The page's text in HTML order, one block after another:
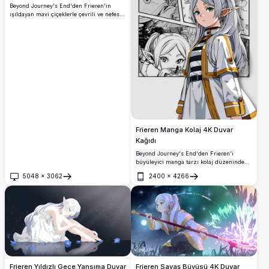
Beyond Journey's End'den Frieren'in
ışıldayan mavi çiçeklerle çevrili ve nefes
5048 × 3062
Aç
Frieren Manga Kolaj 4K Duvar
Kağıdı
Beyond Journey's End'den Frieren'i
büyüleyici manga tarzı kolaj düzeninde
Çoklu paneller, kendine özgü beyaz
saçları ve yeşil gözleriyle sevilen elf
büyücüyü sergiliyor, yüksek çözünürlüklü
masaüstü veya mobil arka planlar arayan
anime meraklıları için mükemmel.
2400 × 4266
Aç
Frieren Yıldızlı Gece Yansıma Duvar
Frieren Savaş Büyüsü 4K Duvar